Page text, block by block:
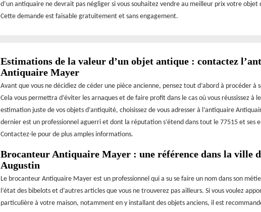
d’un antiquaire ne devrait pas négliger si vous souhaitez vendre au meilleur prix votre objet
Cette demande est faisable gratuitement et sans engagement.
Estimations de la valeur d’un objet antique : contactez
Antiquaire Mayer
Avant que vous ne décidiez de céder une pièce ancienne, pensez tout d’abord à procéder à
Cela vous permettra d’éviter les arnaques et de faire profit dans le cas où vous réussissez à
estimation juste de vos objets d’antiquité, choisissez de vous adresser à l’antiquaire
dernier est un professionnel aguerri et dont la réputation s’étend dans tout le 77515 et ses
Contactez-le pour de plus amples informations.
Brocanteur Antiquaire Mayer : une référence dans la ville
Augustin
Le brocanteur Antiquaire Mayer est un professionnel qui a su se faire un nom dans son
l’état des bibelots et d’autres articles que vous ne trouverez pas ailleurs. Si vous voulez
particulière à votre maison, notamment en y installant des objets anciens, il est